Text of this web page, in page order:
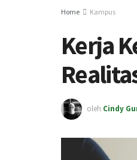
Home Kampus
Kerja
oleh Cindy